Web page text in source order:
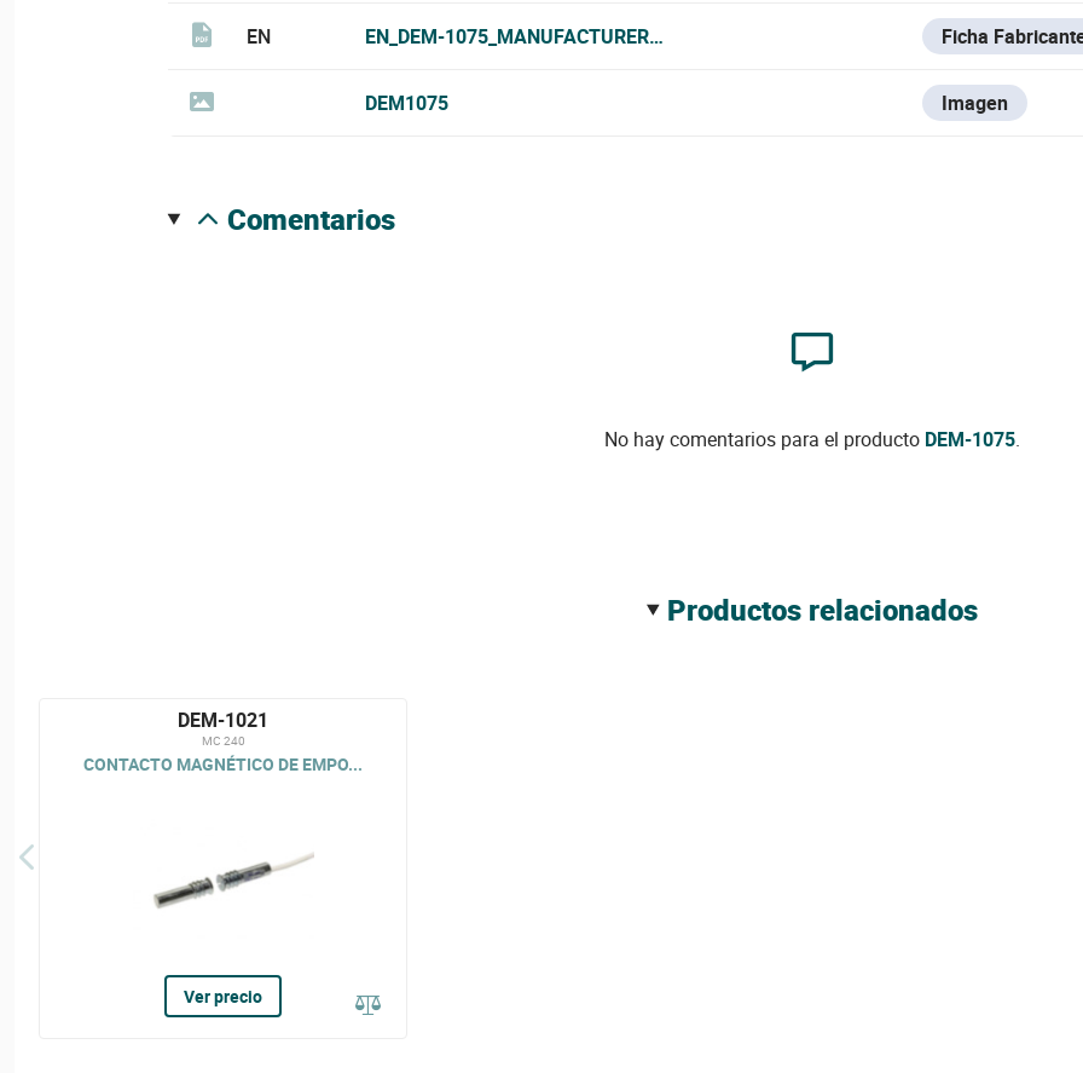
EN EN_DEM-1075_MANUFACTURER_DATA_SHEET.PDF Ficha
DEM1075 Imagen
comentarios
No hay comentarios para el producto DEM-1075.
productos relacionados
DEM-1021
MC 240
CONTACTO MAGNÉTICO DE EMPO...
Ver precio